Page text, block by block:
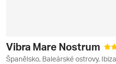
Vibra Mare Nostrum
Španělsko, Baleárské ostrovy,